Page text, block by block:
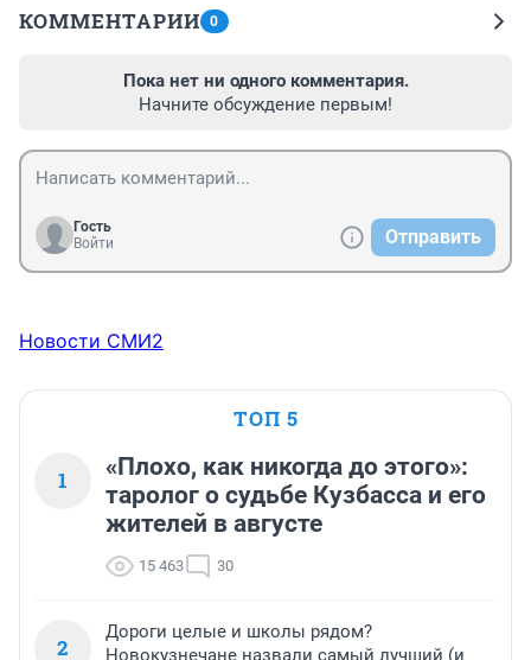
КОММЕНТАРИИ 0
Пока нет ни одного комментария.
Начните обсуждение первым!
Гость
Войти
Отправить
Новости СМИ2
ТОП 5
1
«Плохо, как никогда до этого»:
таролог о судьбе Кузбасса и его
жителей в августе
15 463 30
2
Дороги целые и школы рядом?
Новокузнечане назвали самый лучший (и